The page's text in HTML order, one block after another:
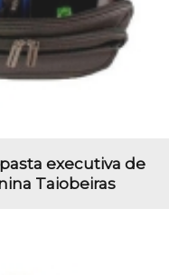
executiva de
Taiobeiras